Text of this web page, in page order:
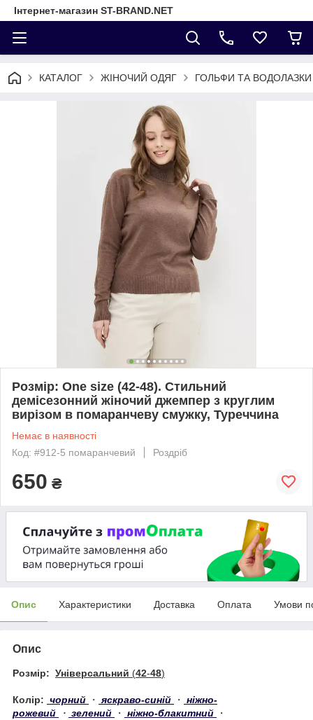
Інтернет-магазин ST-BRAND.NET
КАТАЛОГ ЖІНОЧИЙ ОДЯГ ГОЛЬФИ ТА ВОДОЛАЗКИ
Розмір: One size (42-48). Стильний
демісезонний жіночий джемпер з круглим
вирізом в помаранчеву смужку, Туреччина
Немає в наявності
Код: #912-5 помаранчевий
Роздріб
650 ₴
Опис Характеристики Доставка Оплата Умови
Опис
Розмір: Універсальний (42-48)
Колір: чорний ・ яскраво-синій ・ ніжно-
рожевий
・ зелений ・ ніжно-блакитний
・